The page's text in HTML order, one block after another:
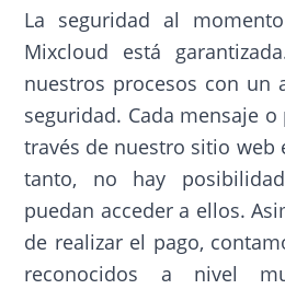
La seguridad al
Mixcloud está
nuestros procesos con un
seguridad. Cada mensaje
través de nuestro sitio web
tanto, no hay
puedan acceder a ellos.
de realizar el pago,
reconocidos a nivel